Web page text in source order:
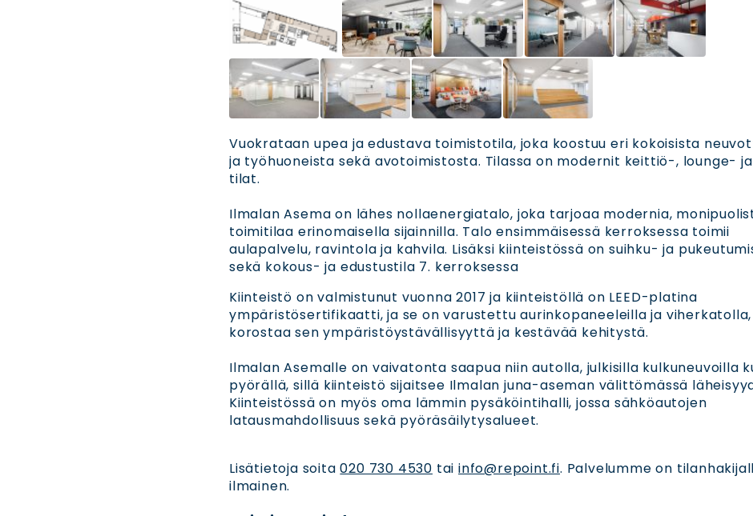
Vuokrataan upea ja edustava toimistotila, joka koostuu eri kokoisista
ja työhuoneista sekä avotoimistosta. Tilassa on modernit keittiö-, lounge-
tilat.
Ilmalan Asema on lähes nollaenergiatalo, joka tarjoaa modernia,
toimitilaa erinomaisella sijainnilla. Talo ensimmäisessä kerroksessa toimii
aulapalvelu, ravintola ja kahvila. Lisäksi kiinteistössä on suihku- ja
sekä kokous- ja edustustila 7. kerroksessa
Kiinteistö on valmistunut vuonna 2017 ja kiinteistöllä on LEED-platina
ympäristösertifikaatti, ja se on varustettu aurinkopaneeleilla ja
korostaa sen ympäristöystävällisyyttä ja kestävää kehitystä.
Ilmalan Asemalle on vaivatonta saapua niin autolla, julkisilla kulkuneuvoilla
pyörällä, sillä kiinteistö sijaitsee Ilmalan juna-aseman välittömässä
Kiinteistössä on myös oma lämmin pysäköintihalli, jossa sähköautojen
latausmahdollisuus sekä pyöräsäilytysalueet.
Lisätietoja soita020 730 4530 taiinfo@repoint.fi. Palvelumme on
ilmainen.